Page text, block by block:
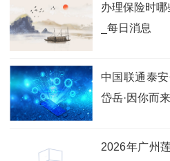
办理保险时
_每日消息
中国联通泰
岱岳·因你而
2026年广州